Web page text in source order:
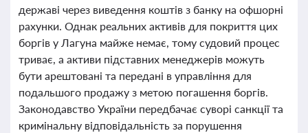
державі через виведення коштів з банку на офшорні
рахунки. Однак реальних активів для покриття цих
боргів у Лагуна майже немає, тому судовий процес
триває, а активи підставних менеджерів можуть
бути арештовані та передані в управління для
подальшого продажу з метою погашення боргів.
Законодавство України передбачає суворі санкції та
кримінальну відповідальність за порушення